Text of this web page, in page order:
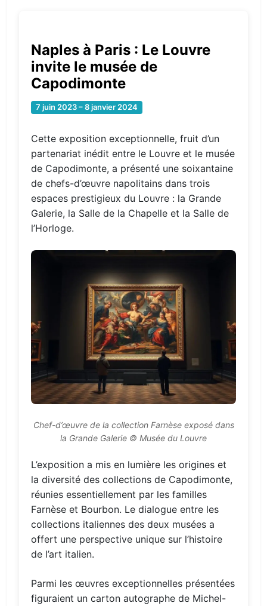
Naples à Paris : Le Louvre
invite le musée de
Capodimonte
7 juin 2023 – 8 janvier 2024
Cette exposition exceptionnelle, fruit d’un
partenariat inédit entre le Louvre et le musée
de Capodimonte, a présenté une soixantaine
de chefs-d’œuvre napolitains dans trois
espaces prestigieux du Louvre : la Grande
Galerie, la Salle de la Chapelle et la Salle de
l’Horloge.
Chef-d’œuvre de la collection Farnèse exposé dans
la Grande Galerie © Musée du Louvre
L’exposition a mis en lumière les origines et
la diversité des collections de Capodimonte,
réunies essentiellement par les familles
Farnèse et Bourbon. Le dialogue entre les
collections italiennes des deux musées a
offert une perspective unique sur l’histoire
de l’art italien.
Parmi les œuvres exceptionnelles présentées
figuraient un carton autographe de Michel-